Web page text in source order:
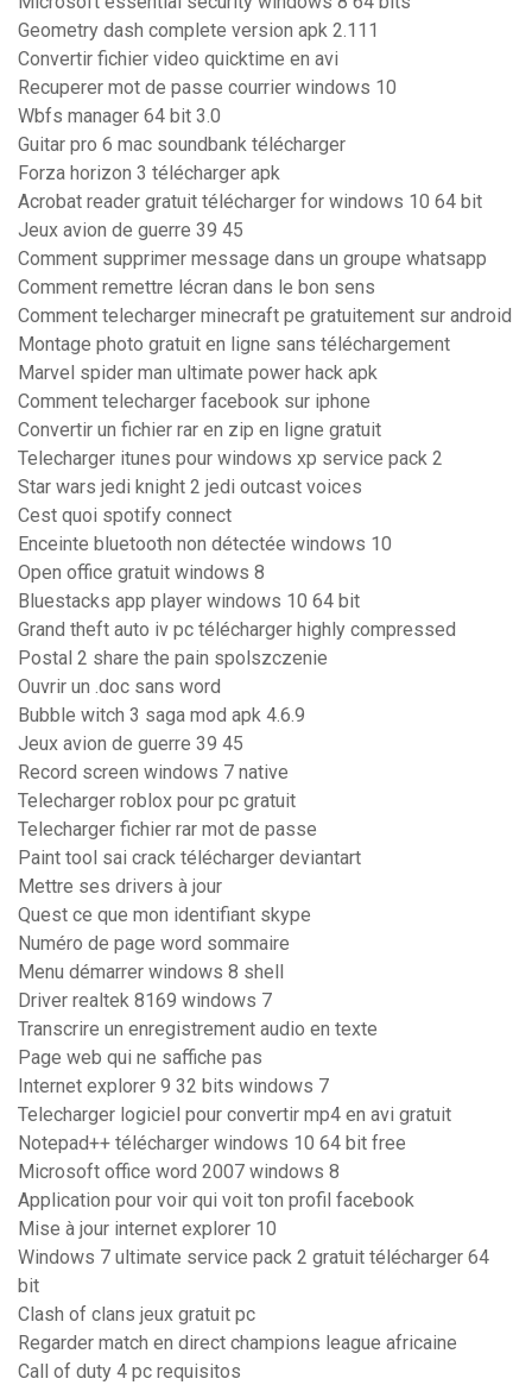
Geometry dash complete version apk 2.111
Convertir fichier video quicktime en avi
Recuperer mot de passe courrier windows 10
Wbfs manager 64 bit 3.0
Guitar pro 6 mac soundbank télécharger
Forza horizon 3 télécharger apk
Acrobat reader gratuit télécharger for windows 10 64 bit
Jeux avion de guerre 39 45
Comment supprimer message dans un groupe whatsapp
Comment remettre lécran dans le bon sens
Comment telecharger minecraft pe gratuitement sur android
Montage photo gratuit en ligne sans téléchargement
Marvel spider man ultimate power hack apk
Comment telecharger facebook sur iphone
Convertir un fichier rar en zip en ligne gratuit
Telecharger itunes pour windows xp service pack 2
Star wars jedi knight 2 jedi outcast voices
Cest quoi spotify connect
Enceinte bluetooth non détectée windows 10
Open office gratuit windows 8
Bluestacks app player windows 10 64 bit
Grand theft auto iv pc télécharger highly compressed
Postal 2 share the pain spolszczenie
Ouvrir un .doc sans word
Bubble witch 3 saga mod apk 4.6.9
Jeux avion de guerre 39 45
Record screen windows 7 native
Telecharger roblox pour pc gratuit
Telecharger fichier rar mot de passe
Paint tool sai crack télécharger deviantart
Mettre ses drivers à jour
Quest ce que mon identifiant skype
Numéro de page word sommaire
Menu démarrer windows 8 shell
Driver realtek 8169 windows 7
Transcrire un enregistrement audio en texte
Page web qui ne saffiche pas
Internet explorer 9 32 bits windows 7
Telecharger logiciel pour convertir mp4 en avi gratuit
Notepad++ télécharger windows 10 64 bit free
Microsoft office word 2007 windows 8
Application pour voir qui voit ton profil facebook
Mise à jour internet explorer 10
Windows 7 ultimate service pack 2 gratuit télécharger 64
bit
Clash of clans jeux gratuit pc
Regarder match en direct champions league africaine
Call of duty 4 pc requisitos